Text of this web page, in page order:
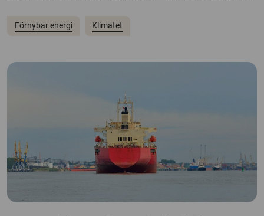
Förnybar energi Klimatet